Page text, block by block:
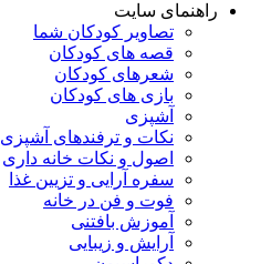
راهنمای سایت
تصاویر کودکان شما
قصه های کودکان
شعرهای کودکان
بازی های کودکان
آشپزی
نکات و ترفندهای آشپزی
اصول و نکات خانه داری
سفره آرایی و تزیین غذا
فوت و فن در خانه
آموزش بافتنی
آرایش و زیبایی